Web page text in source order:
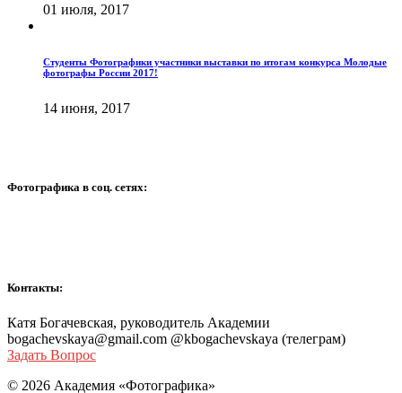
01 июля, 2017
Студенты Фотографики участники выставки по итогам конкурса Молодые
фотографы России 2017!
14 июня, 2017
Фотографика в соц. сетях:
Контакты:
Катя Богачевская, руководитель Академии
bogachevskaya@gmail.com @kbogachevskaya (телеграм)
Задать Вопрос
© 2026 Академия «Фотографика»